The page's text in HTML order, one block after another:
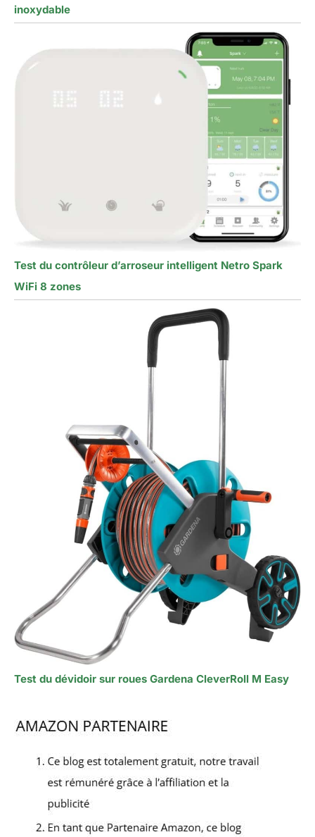
inoxydable
Test du contrôleur d’arroseur intelligent Netro Spark
WiFi 8 zones
Test du dévidoir sur roues Gardena CleverRoll M Easy